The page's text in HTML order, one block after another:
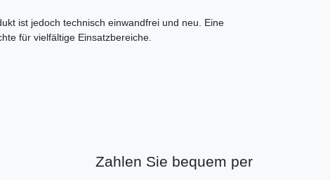
ist jedoch technisch einwandfrei und neu. Eine
für vielfältige Einsatzbereiche.
Zahlen Sie bequem per